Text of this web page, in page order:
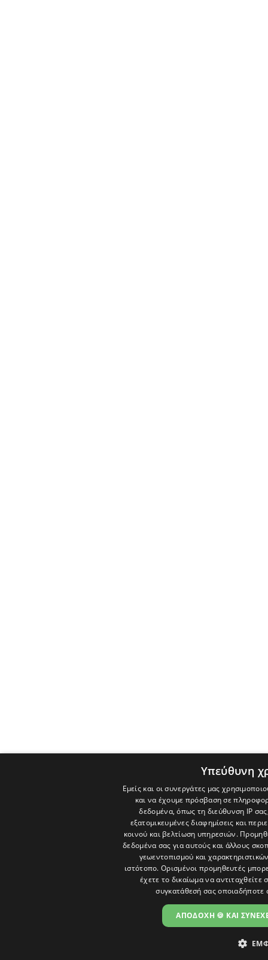
Υπεύθυνη
Εμείς και οι συνεργάτες μας
και να έχουμε πρόσβαση σε
δεδομένα, όπως τη διεύθυνση IP
εξατομικευμένες διαφημίσεις και
κοινού και βελτίωση υπηρεσιών.
δεδομένα σας για αυτούς και άλλους
γεωεντοπισμού και
ιστότοπο. Ορισμένοι προμηθευτές
έχετε το δικαίωμα να αντιταχθείτε
συγκατάθεσή σας οποιαδήποτε
ΑΠΟΔΟΧΗ 🍪 ΚΑΙ